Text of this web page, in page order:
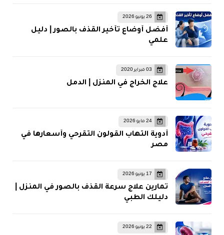
26 يونيو 2026
أفضل أوضاع تأخير القذف بالصور | دليل
علمي
03 فبراير 2020
علاج الخراج في المنزل | الدمل
24 مايو 2026
أدوية التهاب القولون التقرحي وأسعارها في
مصر
17 يونيو 2026
تمارين علاج سرعة القذف بالصور في المنزل |
دليلك الطبي
22 يونيو 2026